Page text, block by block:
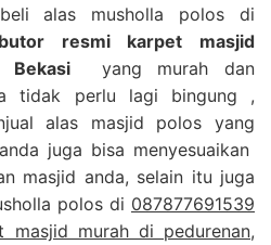
alas musholla polos di
resmi karpet masjid
Bekasiyang murah dan
tidak perlu lagi bingung ,
alas masjid polos yang
juga bisa menyesuaikan
masjid anda, selain itu juga
polos di 087877691539
murah di pedurenan,